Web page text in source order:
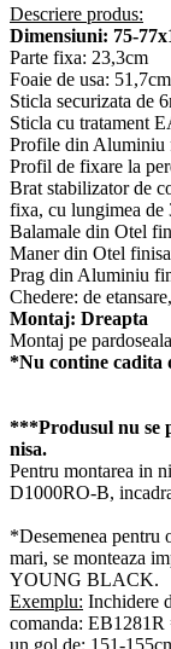
Descriere produs:
Dimensiuni: 75-
Parte fixa: 23,3cm
Foaie de usa: 51,7cm
Sticla securizata de
Sticla cu tratament
Profile din Aluminiu
Profil de fixare la
Brat stabilizator de
fixa, cu lungimea de
Balamale din Otel
Maner din Otel
Prag din Aluminiu
Chedere: de
Montaj: Dreapta
Montaj pe
*Nu contine cadita
***Produsul nu se
nisa.
Pentru montarea in
D1000RO-B,
*Desemenea pentru
mari, se monteaza
YOUNG BLACK.
Exemplu: Inchidere
comanda:
un gol de: 151-